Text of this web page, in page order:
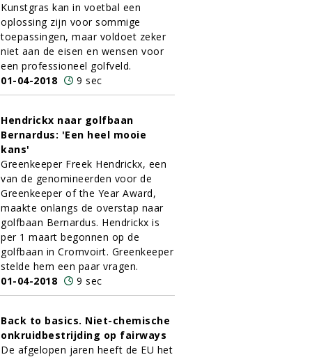
Kunstgras kan in voetbal een
oplossing zijn voor sommige
toepassingen, maar voldoet zeker
niet aan de eisen en wensen voor
een professioneel golfveld.
01-04-2018
9 sec
Hendrickx naar golfbaan
Bernardus: 'Een heel mooie
kans'
Greenkeeper Freek Hendrickx, een
van de genomineerden voor de
Greenkeeper of the Year Award,
maakte onlangs de overstap naar
golfbaan Bernardus. Hendrickx is
per 1 maart begonnen op de
golfbaan in Cromvoirt. Greenkeeper
stelde hem een paar vragen.
01-04-2018
9 sec
Back to basics. Niet-chemische
onkruidbestrijding op fairways
De afgelopen jaren heeft de EU het